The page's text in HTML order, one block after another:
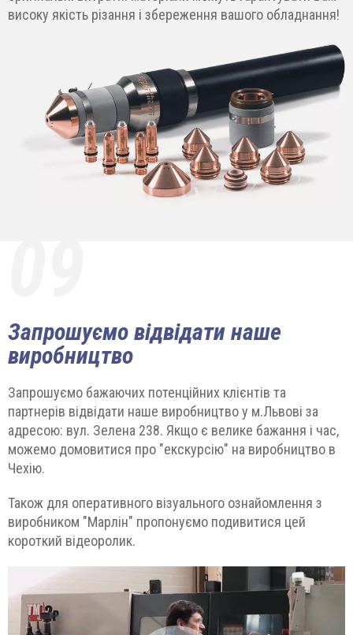
високу якість різання і збереження вашого обладнання!
Запрошуємо відвідати наше
виробництво
Запрошуємо бажаючих потенційних клієнтів та
партнерів відвідати наше виробництво у м.Львові за
адресою: вул. Зелена 238. Якщо є велике бажання і час,
можемо домовитися про "екскурсію" на виробництво в
Чехію.
Також для оперативного візуального ознайомлення з
виробником "Марлін" пропонуємо подивитися цей
короткий відеоролик.